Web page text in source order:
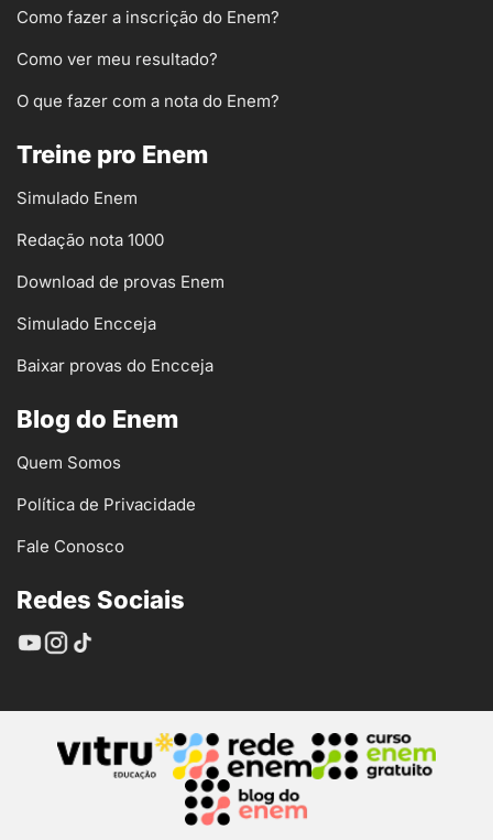
Como fazer a inscrição do Enem?
Como ver meu resultado?
O que fazer com a nota do Enem?
Treine pro Enem
Simulado Enem
Redação nota 1000
Download de provas Enem
Simulado Encceja
Baixar provas do Encceja
Blog do Enem
Quem Somos
Política de Privacidade
Fale Conosco
Redes Sociais